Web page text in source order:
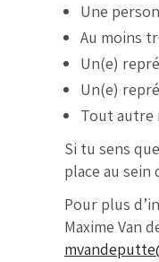
Une
Au moins
Un(e)
Un(e)
Tout autre
Si tu sens
place au sein
Pour plus
Maxime Van